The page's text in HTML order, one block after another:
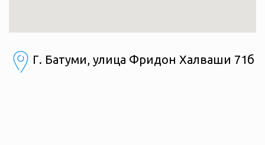
Г. Батуми, улица Фридон Халваши 71б